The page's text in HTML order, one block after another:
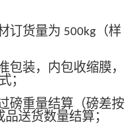
订货量为 500kg （样
包装，内包收缩膜，
；
磅重量结算（磅差按
送货数量结算；